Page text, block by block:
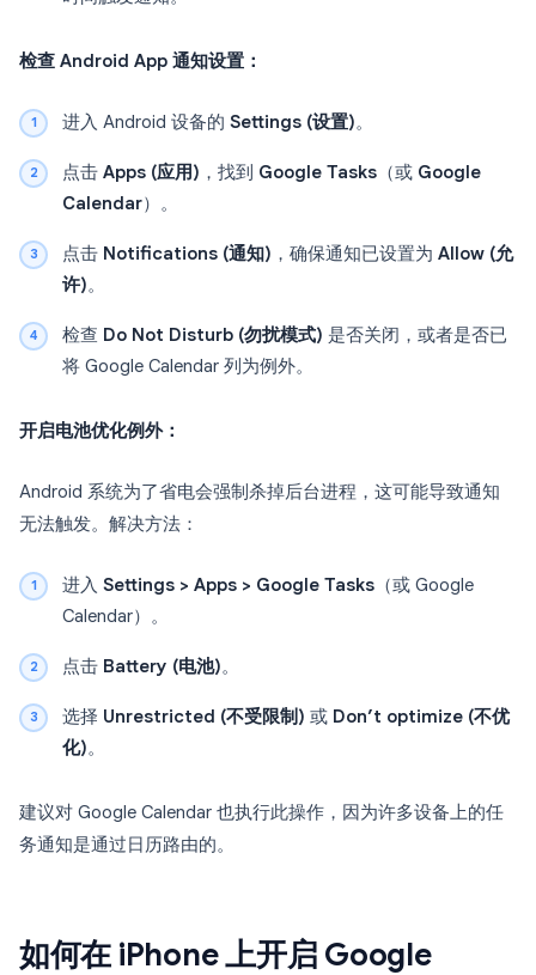
检查 Android App 通知设置：
进入 Android 设备的 Settings (设置)。
点击 Apps (应用) ，找到 Google Tasks （或 Google
Calendar）。
点击 Notifications (通知) ，确保通知已设置为 Allow (允
许)。
检查 Do Not Disturb (勿扰模式) 是否关闭，或者是否已
将 Google Calendar 列为例外。
开启电池优化例外：
Android 系统为了省电会强制杀掉后台进程，这可能导致通知
无法触发。解决方法：
进入 Settings > Apps > Google Tasks （或 Google
Calendar）。
点击 Battery (电池)。
选择 Unrestricted (不受限制) 或 Don’t optimize (不优
化)。
建议对 Google Calendar 也执行此操作，因为许多设备上的任
务通知是通过日历路由的。
如何在 iPhone 上开启 Google